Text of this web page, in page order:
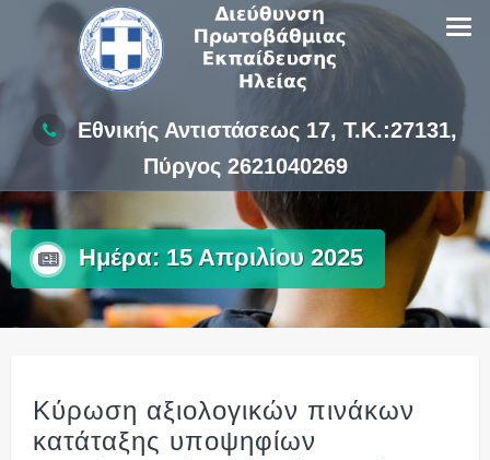
Εθνικής Αντιστάσεως 17, Τ.Κ.:27131,
Πύργος 2621040269
Ημέρα: 15 Απριλίου 2025
Κύρωση αξιολογικών πινάκων
κατάταξης υποψηφίων